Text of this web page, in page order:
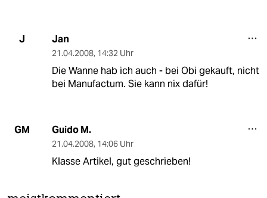
J Jan
21.04.2008, 14:32 Uhr
Die Wanne hab ich auch - bei Obi gekauft, nicht
bei Manufactum. Sie kann nix dafür!
GM Guido M.
21.04.2008, 14:06 Uhr
Klasse Artikel, gut geschrieben!